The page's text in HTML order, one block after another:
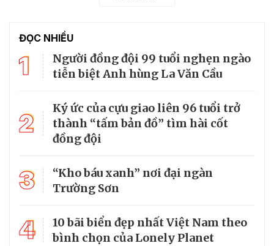
ĐỌC NHIỀU
1
Người đồng đội 99 tuổi nghẹn ngào
tiễn biệt Anh hùng La Văn Cầu
2
Ký ức của cựu giao liên 96 tuổi trở
thành “tấm bản đồ” tìm hài cốt
đồng đội
3
“Kho báu xanh” nơi đại ngàn
Trường Sơn
4
10 bãi biển đẹp nhất Việt Nam theo
bình chọn của Lonely Planet